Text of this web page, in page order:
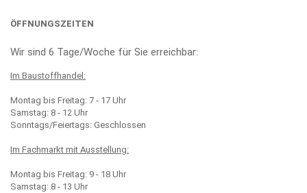
ÖFFNUNGSZEITEN
Wir sind 6 Tage/Woche für Sie erreichbar:
Im Baustoffhandel:
Montag bis Freitag: 7 - 17 Uhr
Samstag: 8 - 12 Uhr
Sonntags/Feiertags: Geschlossen
Im Fachmarkt mit Ausstellung:
Montag bis Freitag: 9 - 18 Uhr
Samstag: 8 - 13 Uhr